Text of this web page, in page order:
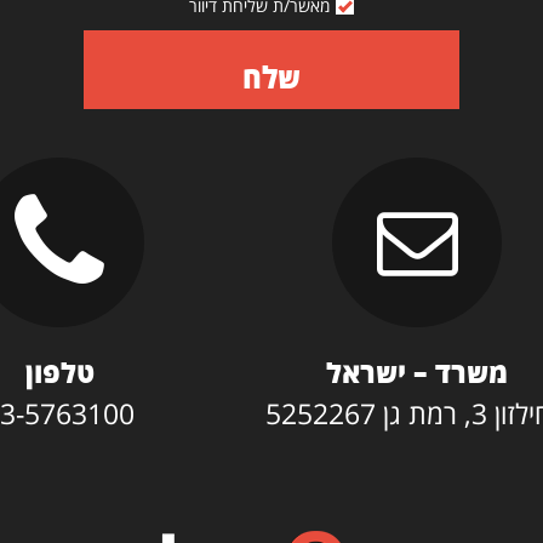
מאשר/ת שליחת דיוור
שלח
משרד – ישראל
גן 5252267
טלפון
5763100